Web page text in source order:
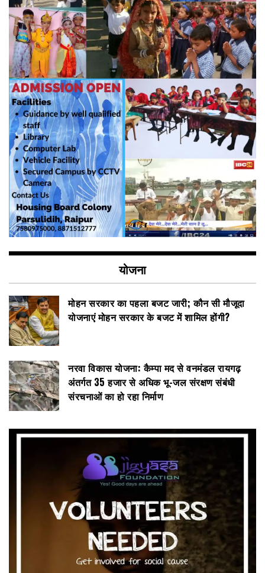
योजना
मोहन सरकार का पहला बजट जारी; कौन सी मौजूदा
योजनाएं मोहन सरकार के बजट में शामिल होंगी?
नरवा विकास योजना: कैम्पा मद से वनमंडल रायगढ़
अंतर्गत 35 हजार से अधिक भू-जल संरक्षण संबंधी
संरचनाओं का हो रहा निर्माण